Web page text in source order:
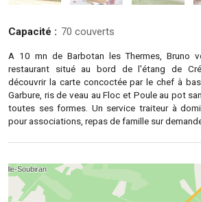
Capacité : 70 couverts
A 10 mn de Barbotan les Thermes, Bruno
restaurant situé au bord de l'étang de
découvrir la carte concoctée par le chef à
Garbure, ris de veau au Floc et Poule au pot
toutes ses formes. Un service traiteur à
pour associations, repas de famille sur